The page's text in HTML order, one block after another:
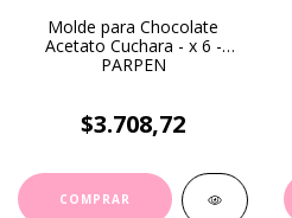
Molde para Chocolate
Acetato Cuchara - x 6 -
PARPEN
$3.708,72